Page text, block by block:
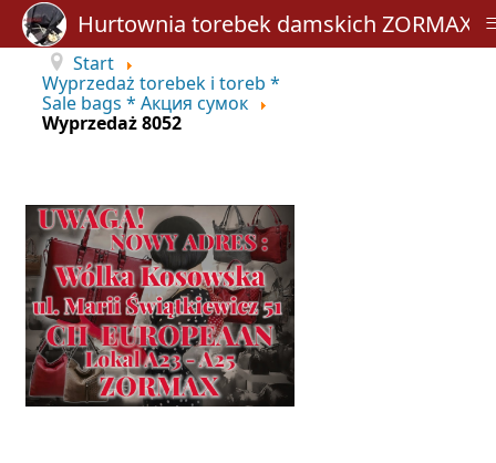
Start
Wyprzedaż torebek i toreb *
Sale bags * Акция сумок
Wyprzedaż 8052
Hurtownia torebek damskich ZORMAX